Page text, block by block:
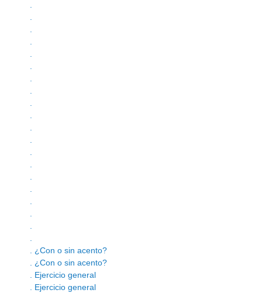
.
.
.
.
.
.
.
.
.
.
.
.
.
.
.
.
.
.
.
.
. ¿Con o sin acento?
. ¿Con o sin acento?
. Ejercicio general
. Ejercicio general